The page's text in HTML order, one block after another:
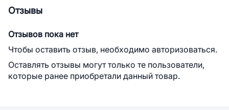
Отзывы
Отзывов пока нет
Чтобы оставить отзыв, необходимо авторизоваться.
Оставлять отзывы могут только те пользователи,
которые ранее приобретали данный товар.